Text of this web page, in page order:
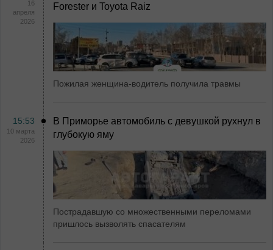
16
апреля
2026
Forester и Toyota Raiz
Пожилая женщина-водитель получила травмы
15:53
10 марта
2026
В Приморье автомобиль с девушкой рухнул в
глубокую яму
Пострадавшую со множественными переломами
пришлось вызволять спасателям